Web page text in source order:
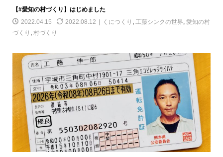
【#愛知の村づくり】はじめました
2022.04.15
2022.08.12 くにつくり 工藤シンクの世界 愛知の村
づくり
村づくり